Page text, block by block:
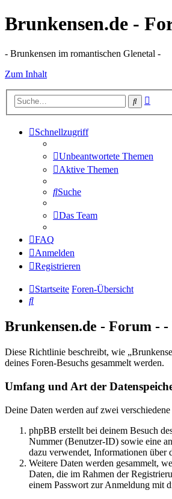
Brunkensen.de -
- Brunkensen im romantischen Glenetal -
Zum Inhalt
Suche
Schnellzugriff
Unbeantwortete Themen
Aktive Themen
Suche
Das Team
FAQ
Anmelden
Registrieren
Startseite Foren-Übersicht
Suche
Brunkensen.de - Forum -
Diese Richtlinie beschreibt, wie
deines Foren-Besuchs gesammelt werden.
Umfang und Art der
Deine Daten werden auf zwei
phpBB erstellt bei deinem Besuch
Nummer (Benutzer-ID) sowie eine
dazu verwendet, Informationen über
Weitere Daten werden gesammelt,
Daten, die im Rahmen der
einem Passwort zur Anmeldung mit